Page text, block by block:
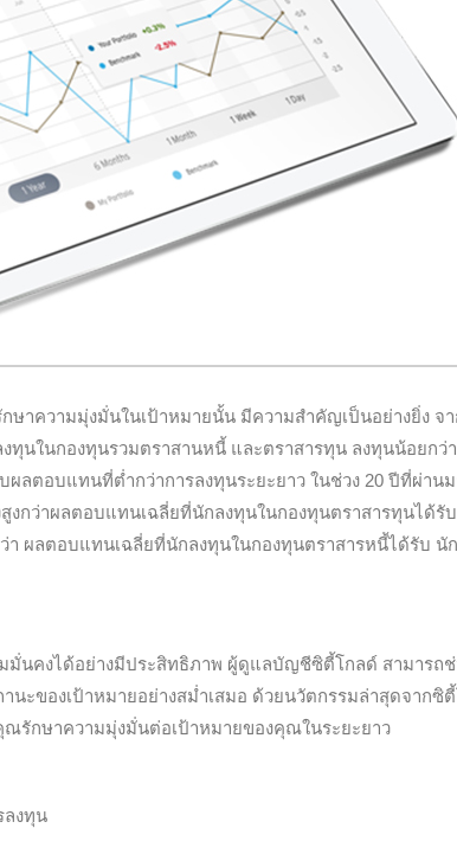
ษาความมุ่งมั่นในเป้าหมายนั้น มีความสำคัญเป็นอย่างยิ่ง จา
ทุนในกองทุนรวมตราสานหนี้ และตราสารทุน ลงทุนน้อยกว่
ลตอบแทนที่ต่ำกว่าการลงทุนระยะยาว ในช่วง 20 ปีที่ผ่านม
กว่าผลตอบแทนเฉลี่ยที่นักลงทุนในกองทุนตราสารทุนได้รั
ผลตอบแทนเฉลี่ยที่นักลงทุนในกองทุนตราสารหนี้ได้รับ นั
มั่นคงได้อย่างมีประสิทธิภาพ ผู้ดูแลบัญชีซิตี้โกลด์ สามารถ
ะของเป้าหมายอย่างสม่ำเสมอ ด้วยนวัตกรรมล่าสุดจากซิ
คุณรักษาความมุ่งมั่นต่อเป้าหมายของคุณในระยะยาว
ลงทุน